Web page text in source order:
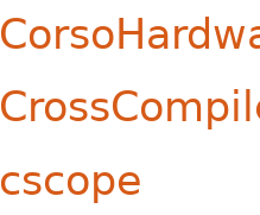
cscope